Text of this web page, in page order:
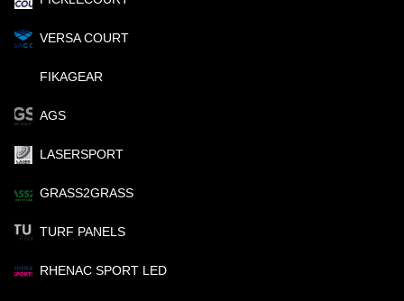
VERSA COURT
FIKAGEAR
AGS
LASERSPORT
GRASS2GRASS
TURF PANELS
RHENAC SPORT LED